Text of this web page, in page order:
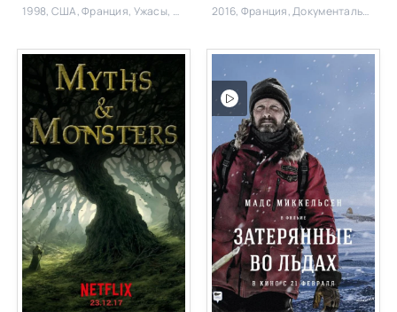
1998, США, Франция, Ужасы, Детектив, 2016, Франция,Документальный,